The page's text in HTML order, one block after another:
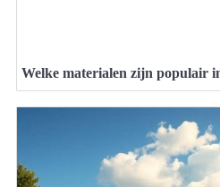
Welke materialen zijn populair